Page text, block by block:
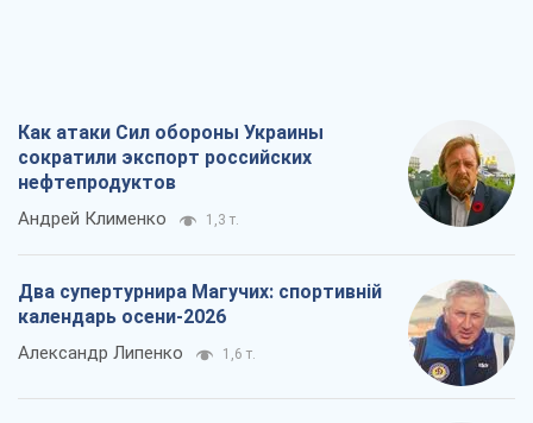
Как атаки Сил обороны Украины
сократили экспорт российских
нефтепродуктов
Андрей Клименко 1,3 т.
Два супертурнира Магучих: спортивній
календарь осени-2026
Александр Липенко 1,6 т.